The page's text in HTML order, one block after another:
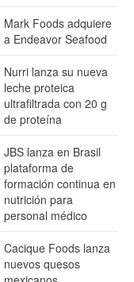
Mark Foods adquiere
a Endeavor Seafood
Nurri lanza su nueva
leche proteica
ultrafiltrada con 20 g
de proteína
JBS lanza en Brasil
plataforma de
formación continua en
nutrición para
personal médico
Cacique Foods lanza
nuevos quesos